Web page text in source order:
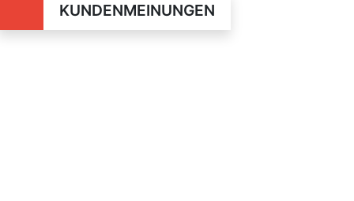
KUNDENMEINUNGEN